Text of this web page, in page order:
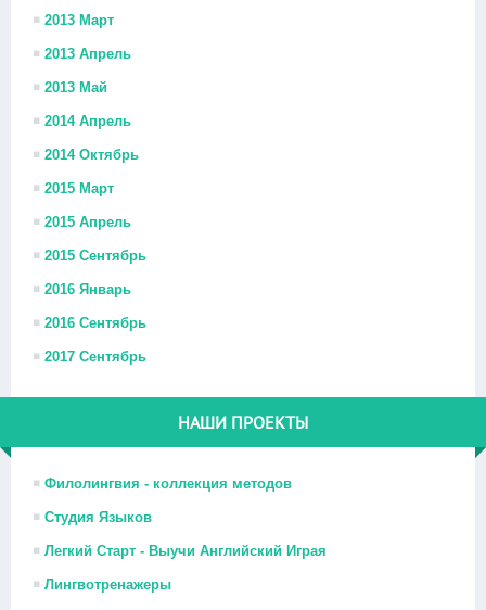
2013 Март
2013 Апрель
2013 Май
2014 Апрель
2014 Октябрь
2015 Март
2015 Апрель
2015 Сентябрь
2016 Январь
2016 Сентябрь
2017 Сентябрь
НАШИ ПРОЕКТЫ
Филолингвия - коллекция методов
Студия Языков
Легкий Старт - Выучи Английский Играя
Лингвотренажеры